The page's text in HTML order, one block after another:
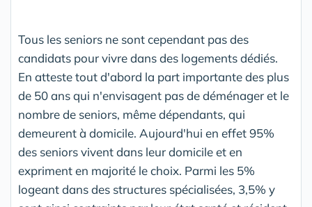
Tous les seniors ne sont cependant pas des
candidats pour vivre dans des logements dédiés.
En atteste tout d'abord la part importante des plus
de 50 ans qui n'envisagent pas de déménager et le
nombre de seniors, même dépendants, qui
demeurent à domicile. Aujourd'hui en effet 95%
des seniors vivent dans leur domicile et en
expriment en majorité le choix. Parmi les 5%
logeant dans des structures spécialisées, 3,5% y